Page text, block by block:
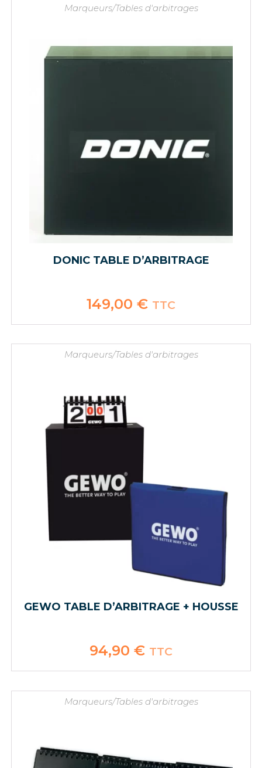
Marqueurs/Tables d'arbitrages
DONIC TABLE D’ARBITRAGE
149,00 € TTC
Marqueurs/Tables d'arbitrages
GEWO TABLE D’ARBITRAGE + HOUSSE
94,90 € TTC
Marqueurs/Tables d'arbitrages